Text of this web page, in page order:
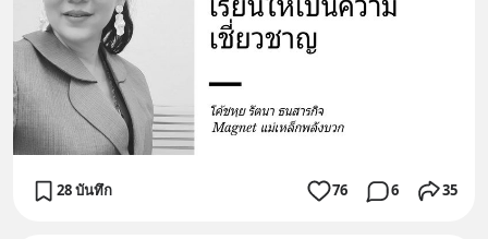
28 บันทึก 76 6 35